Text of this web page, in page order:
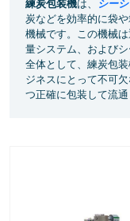
練炭包装機は、 シー
炭などを効率的に袋
機械です。この機械
量システム、および
全体として、練炭包装
ジネスにとって不可
つ正確に包装して流通